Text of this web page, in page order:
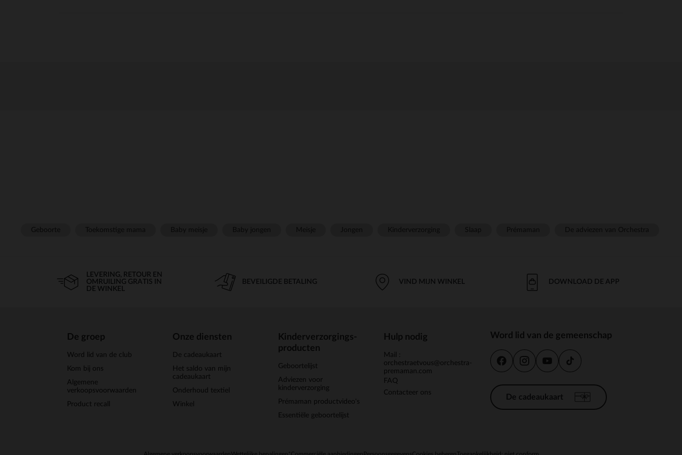
LEVERING, RETOUR EN
OMRUILING GRATIS IN
DE WINKEL
BEVEILIGDE BETALING VIND MIJN WINKEL DOWNLOAD DE APP
De groep
Word lid van de club
Kom bij ons
Algemene
verkoopsvoorwaarden
Product recall
Onze diensten
De cadeaukaart
Het saldo van mijn
cadeaukaart
Onderhoud textiel
Winkel
Kinderverzorgings-
producten
Geboortelijst
Adviezen voor
kinderverzorging
Prémaman productvideo's
Essentiële geboortelijst
Hulp nodig
Mail :
orchestraetvous@orchestra-
premaman.com
FAQ
Contacteer ons
Word lid van de gemeenschap
De cadeaukaart